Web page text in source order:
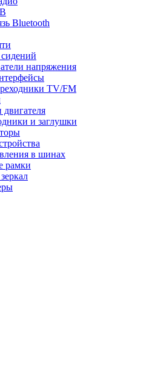
Bluetooth
напряжения
TV/FM
и заглушки
в шинах
рамки